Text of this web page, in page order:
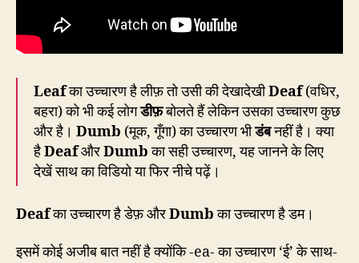
=
Leafका उच्चारण है लीफ़ तो उसी की देखादेखीDeaf(वधिर,
बहरा) को भी कई लोगडीफ़बोलते हैं लेकिन उसका उच्चारण कुछ
और है। Dumb (मूक, गूँगा) का उच्चारण भीडंबनहीं है। क्या
हैDeafऔरDumbका सही उच्चारण, यह जानने के लिए
देखें साथ का विडियो या फिर नीचे पढ़ें।
Deafका उच्चारण है डेफ़ औरDumbका उच्चारण है डम।
इसमें कोई अजीब बात नहीं है क्योंकि -ea- का उच्चारण ‘ई’ के साथ-